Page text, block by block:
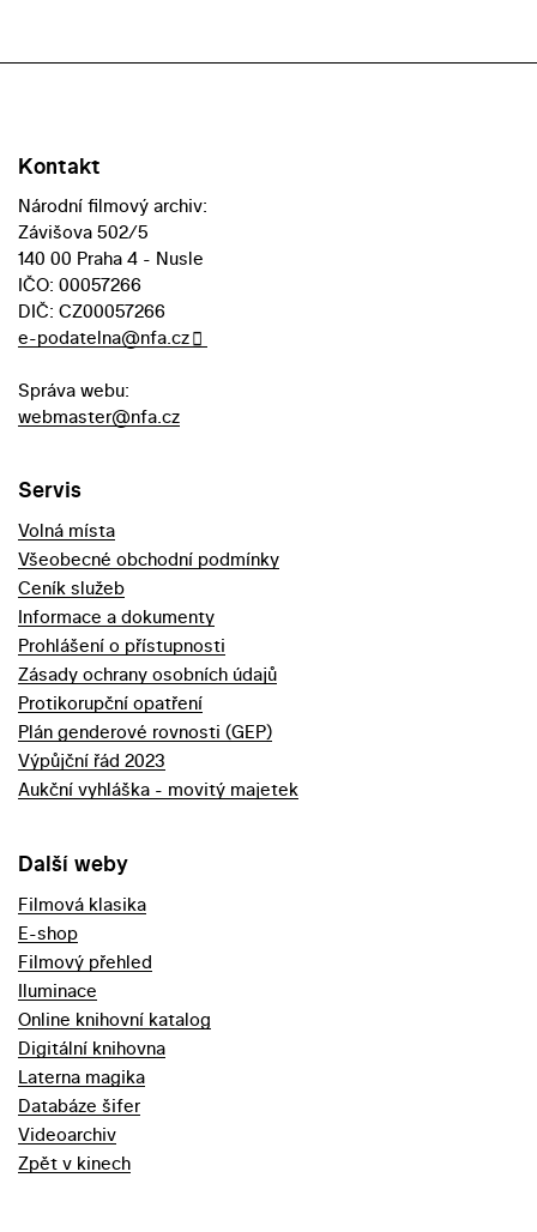
Kontakt
Národní filmový archiv:
Závišova 502/5
140 00 Praha 4 - Nusle
IČO: 00057266
DIČ: CZ00057266
e-podatelna@nfa.cz
Správa webu:
webmaster@nfa.cz
Servis
Volná místa
Všeobecné obchodní podmínky
Ceník služeb
Informace a dokumenty
Prohlášení o přístupnosti
Zásady ochrany osobních údajů
Protikorupční opatření
Plán genderové rovnosti (GEP)
Výpůjční řád 2023
Aukční vyhláška - movitý majetek
Další weby
Filmová klasika
E-shop
Filmový přehled
Iluminace
Online knihovní katalog
Digitální knihovna
Laterna magika
Databáze šifer
Videoarchiv
Zpět v kinech